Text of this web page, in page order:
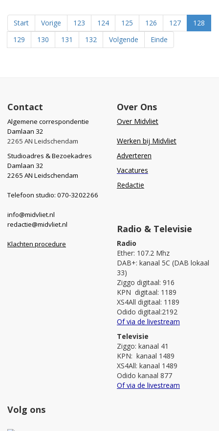
Start Vorige 123 124 125 126 127
128
129
130 131 132 Volgende Einde
Contact
Algemene correspondentie
Damlaan 32
2265 AN Leidschendam
Studioadres & Bezoekadres
Damlaan 32
2265 AN Leidschendam
Telefoon studio: 070-3202266
info@midvliet.nl
redactie@midvliet.nl
Klachten procedure
Over Ons
Over Midvliet
Werken bij Midvliet
Adverteren
Vacatures
Redactie
Radio & Televisie
Radio
Ether: 107.2 Mhz
DAB+: kanaal 5C (DAB lokaal
33)
Ziggo digitaal: 916
KPN digitaal: 1189
XS4All digitaal: 1189
Odido digitaal:2192
Of via de livestream
Televisie
Ziggo: kanaal 41
KPN: kanaal 1489
XS4All: kanaal 1489
Odido kanaal 877
Of via de livestream
Volg ons